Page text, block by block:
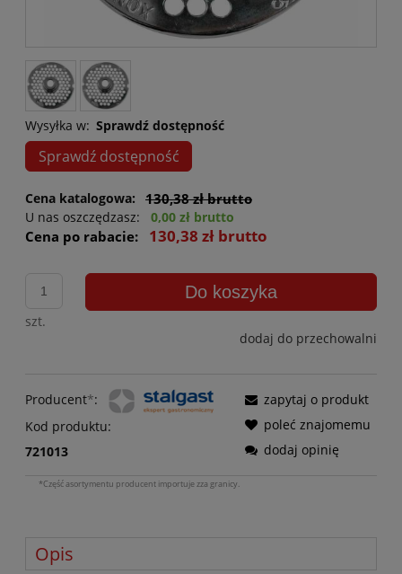
Wysyłka w: Sprawdź dostępność
Sprawdź dostępność
Cena katalogowa: 130,38 zł brutto
U nas oszczędzasz: 0,00 zł brutto
Cena po rabacie: 130,38 zł brutto
szt.
Do koszyka
dodaj do przechowalni
Producent*:
Kod produktu:
721013
zapytaj o produkt
poleć znajomemu
dodaj opinię
*Część asortymentu producent importuje zza granicy.
Opis